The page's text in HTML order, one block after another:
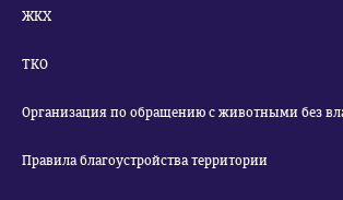
ЖКХ
ТКО
Организация по обращению с животными без
Правила благоустройства территории